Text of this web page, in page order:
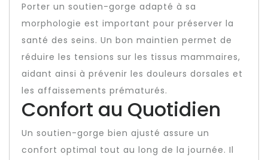
Porter un soutien-gorge adapté à sa
morphologie est important pour préserver la
santé des seins. Un bon maintien permet de
réduire les tensions sur les tissus mammaires,
aidant ainsi à prévenir les douleurs dorsales et
les affaissements prématurés.
Confort au Quotidien
Un soutien-gorge bien ajusté assure un
confort optimal tout au long de la journée. Il